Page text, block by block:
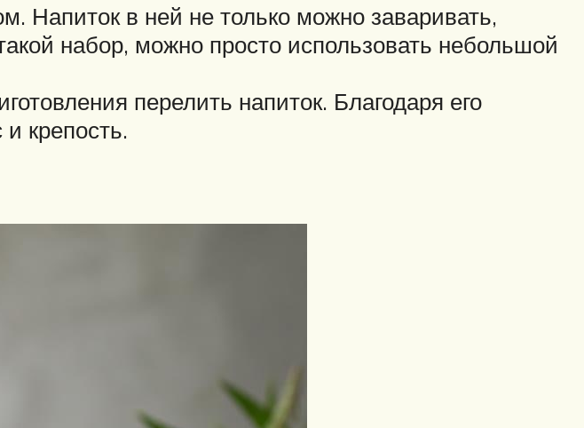
Напиток в ней не только можно заваривать,
набор, можно просто использовать небольшой
перелить напиток. Благодаря его
крепость.